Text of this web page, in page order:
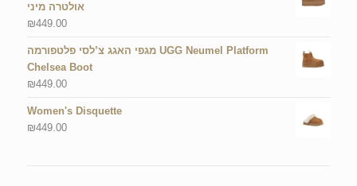
אולטרה מיני
₪449.00
מגפי האגג צ’לסי פלטפורמה UGG Neumel Platform
Chelsea Boot
₪449.00
Women's Disquette
₪449.00